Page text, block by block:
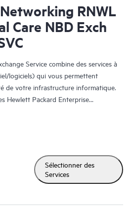
RNWL
Care NBD Exch
Service combine des services à
logiciels) qui vous permettent
de votre infrastructure informatique.
Hewlett Packard Enterprise
survenus sur vos produits HPE.
propose un échange de pièces
Hewlett Packard Enterprise
et économique au support
Care Exchange cible plus
les données à partir de fichiers de
Sélectionner des
Services